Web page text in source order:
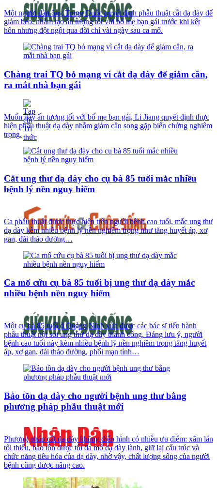
Một người đàn ông Trung Quốc quyết định phẫu thuật cắt dạ dày để
giảm béo, nhằm tạo ấn tượng tốt với bố mẹ bạn gái trước khi kết
hôn nhưng đột ngột qua đời chỉ vài ngày sau ca mổ.
Chàng trai TQ bỏ mạng vì cắt dạ dày để giảm cân,
ra mắt nhà bạn gái
Muốn gây ấn tượng tốt với bố mẹ bạn gái, Li Jiang quyết định thực
hiện phẫu thuật dạ dày nhằm giảm cân song gặp biến chứng nghiêm
trọng.
Cắt ung thư dạ dày cho cụ bà 85 tuổi mắc nhiều
bệnh lý nền nguy hiểm
Ca phẫu thuật được thực hiện trên người bệnh cao tuổi, mắc ung thư
dạ dày kèm nhiều bệnh lý nền nghiêm trọng như tăng huyết áp, xơ
gan, đái tháo đường…
Ca mổ cứu cụ bà 85 tuổi bị ung thư dạ dày mắc
nhiều bệnh nền nguy hiểm
Một cụ bà 85 tuổi ở Quảng Ninh vừa được các bác sĩ tiến hành
phẫu thuật nội soi ung thư dạ dày thành công. Đáng lưu ý, người
bệnh cao tuổi này kèm nhiều bệnh lý nền nghiêm trọng tăng huyết
áp, xơ gan, đái tháo đường, phổi mạn tính…
Bảo tồn dạ dày cho người bệnh ung thư bằng
phương pháp phẫu thuật mới
Phương pháp cắt dạ dày không điển hình có nhiều ưu điểm: xâm lấn
tối thiểu, bảo tồn được tối đa mô dạ dày lành, giữ lại cấu trúc và
chức năng tiêu hóa của dạ dày, nhờ vậy, chất lượng sống của người
bệnh cũng được nâng cao.